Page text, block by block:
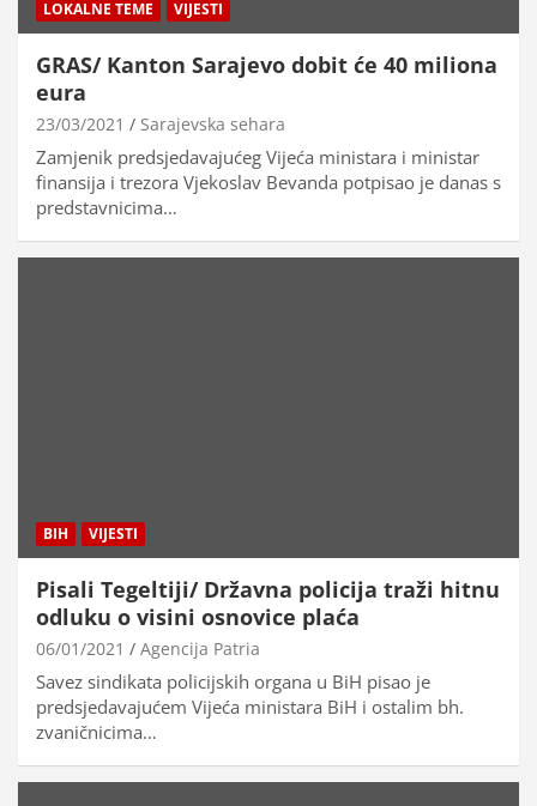
LOKALNE TEME VIJESTI
GRAS/ Kanton Sarajevo dobit će 40 miliona
eura
23/03/2021 Sarajevska sehara
Zamjenik predsjedavajućeg Vijeća ministara i ministar
finansija i trezora Vjekoslav Bevanda potpisao je danas s
predstavnicima…
BIH VIJESTI
Pisali Tegeltiji/ Državna policija traži hitnu
odluku o visini osnovice plaća
06/01/2021 Agencija Patria
Savez sindikata policijskih organa u BiH pisao je
predsjedavajućem Vijeća ministara BiH i ostalim bh.
zvaničnicima…